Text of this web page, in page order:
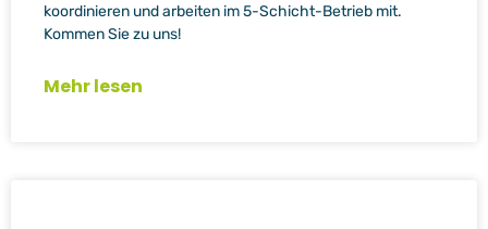
koordinieren und arbeiten im 5-Schicht-Betrieb mit.
Kommen Sie zu uns!
Mehr lesen